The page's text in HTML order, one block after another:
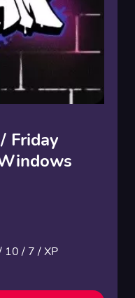
Friday
/ 7 / XP